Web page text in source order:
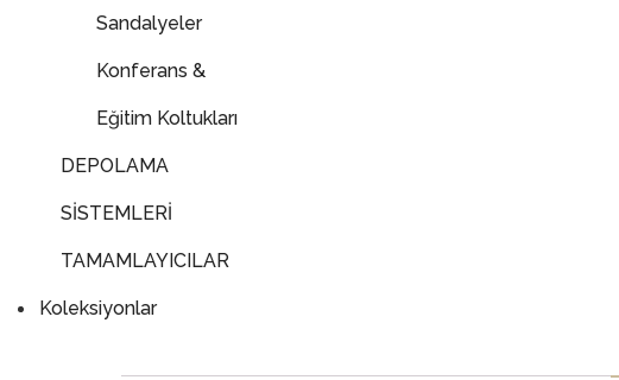
Sandalyeler
Konferans &
Eğitim Koltukları
DEPOLAMA
SİSTEMLERİ
TAMAMLAYICILAR
Koleksiyonlar